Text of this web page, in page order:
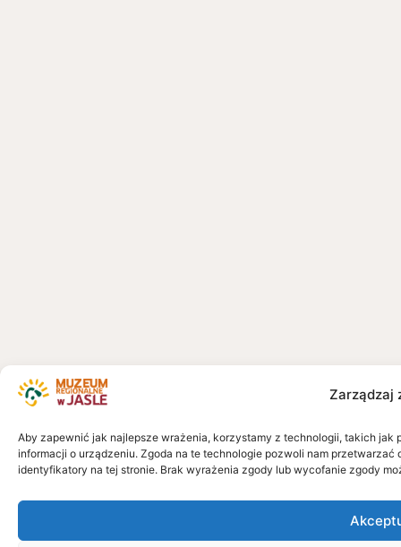
Zarządzaj
Aby zapewnić jak najlepsze wrażenia, korzystamy z technologii, takich
informacji o urządzeniu. Zgoda na te technologie pozwoli nam
identyfikatory na tej stronie. Brak wyrażenia zgody lub wycofanie zgody